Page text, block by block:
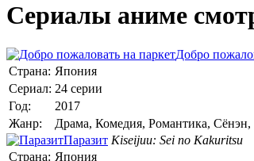
Сериалы аниме
Добро
Страна: Япония
Сериал: 24 серии
Год:
2017
Жанр:
Драма, Комедия, Романтика,
Паразит Kiseijuu: Sei no Kakuritsu
Страна: Япония